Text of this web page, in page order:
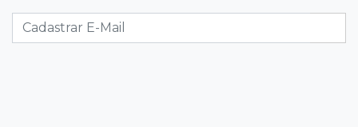
Morte no trânsito e casamento de bisavó são
destaques da semana